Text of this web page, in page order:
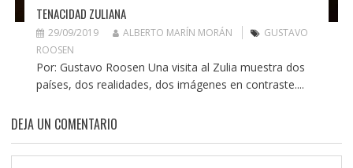
TENACIDAD ZULIANA
29/09/2019 ALBERTO MARÍN MORÁN
GUSTAVO
ROOSEN
Por: Gustavo Roosen Una visita al Zulia muestra dos
países, dos realidades, dos imágenes en contraste....
DEJA UN COMENTARIO